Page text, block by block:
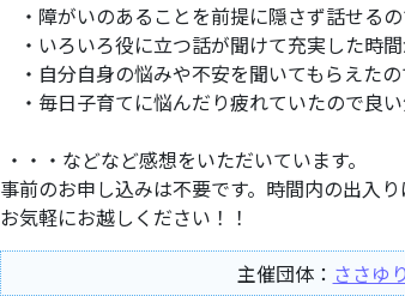
・障がいのあることを前提に隠さず話せる
・いろいろ役に立つ話が聞けて充実した時
・自分自身の悩みや不安を聞いてもらえた
・毎日子育てに悩んだり疲れていたので良
・・・などなど感想をいただいています。
事前のお申し込みは不要です。時間内の出入
お気軽にお越しください！！
主催団体： ささゆ